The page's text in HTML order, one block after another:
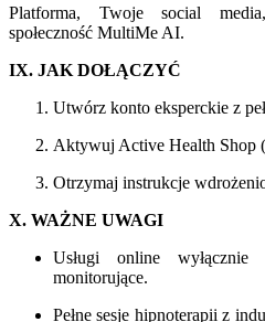
Platforma, Twoje social
społeczność MultiMe AI.
IX. JAK DOŁĄCZYĆ
Utwórz konto eksperckie z
Aktywuj Active Health Shop
Otrzymaj instrukcje
X. WAŻNE UWAGI
Usługi online wyłącznie
monitorujące.
Pełne sesje hipnoterapii z